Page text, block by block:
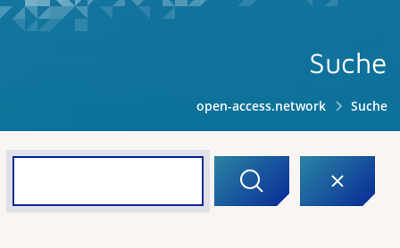
Suche
open-access.network Suche